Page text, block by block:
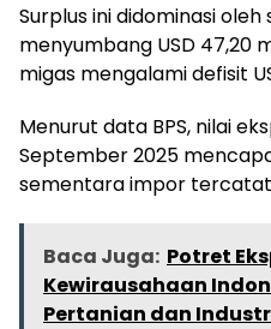
Surplus ini didominasi
menyumbang USD 47,20
migas mengalami defisit
Menurut data BPS, nilai
September 2025
sementara impor tercatat
Baca Juga: Potret
Kewirausahaan
Pertanian dan